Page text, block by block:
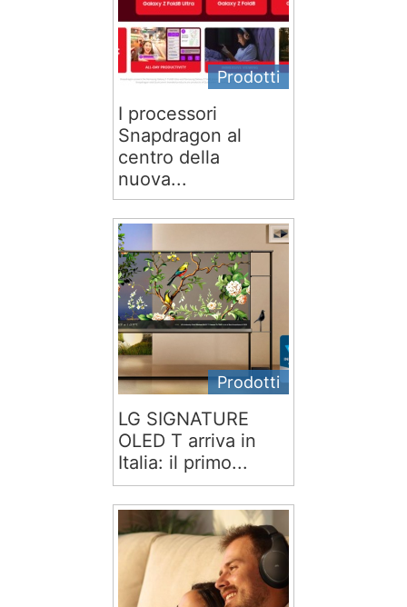
Prodotti
I processori
Snapdragon al
centro della
nuova...
Prodotti
LG SIGNATURE
OLED T arriva in
Italia: il primo...